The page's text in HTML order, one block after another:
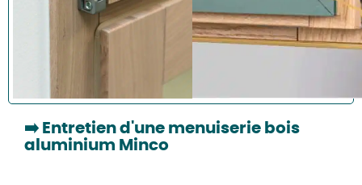
➡️ Entretien d'une menuiserie bois
aluminium Minco